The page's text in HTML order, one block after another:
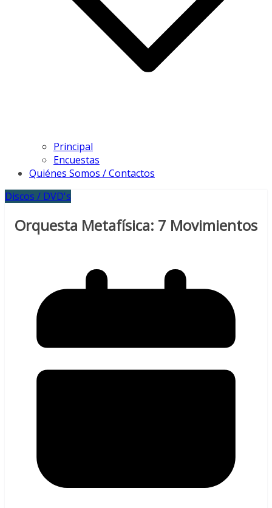
Principal
Encuestas
Quiénes Somos / Contactos
Discos / DVD's
Orquesta Metafísica: 7 Movimientos